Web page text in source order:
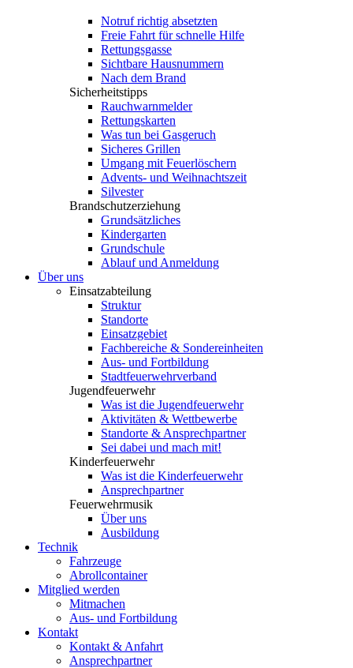
Notruf richtig absetzten
Freie Fahrt für schnelle Hilfe
Rettungsgasse
Sichtbare Hausnummern
Nach dem Brand
Sicherheitstipps
Rauchwarnmelder
Rettungskarten
Was tun bei Gasgeruch
Sicheres Grillen
Umgang mit Feuerlöschern
Advents- und Weihnachtszeit
Silvester
Brandschutzerziehung
Grundsätzliches
Kindergarten
Grundschule
Ablauf und Anmeldung
Über uns
Einsatzabteilung
Struktur
Standorte
Einsatzgebiet
Fachbereiche & Sondereinheiten
Aus- und Fortbildung
Stadtfeuerwehrverband
Jugendfeuerwehr
Was ist die Jugendfeuerwehr
Aktivitäten & Wettbewerbe
Standorte & Ansprechpartner
Sei dabei und mach mit!
Kinderfeuerwehr
Was ist die Kinderfeuerwehr
Ansprechpartner
Feuerwehrmusik
Über uns
Ausbildung
Technik
Fahrzeuge
Abrollcontainer
Mitglied werden
Mitmachen
Aus- und Fortbildung
Kontakt
Kontakt & Anfahrt
Ansprechpartner